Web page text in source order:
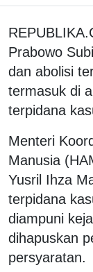
Prabowo
dan abolisi
termasuk di
terpidana
Menteri
Manusia
Yusril Ihza
terpidana
diampuni
dihapuskan
persyaratan.